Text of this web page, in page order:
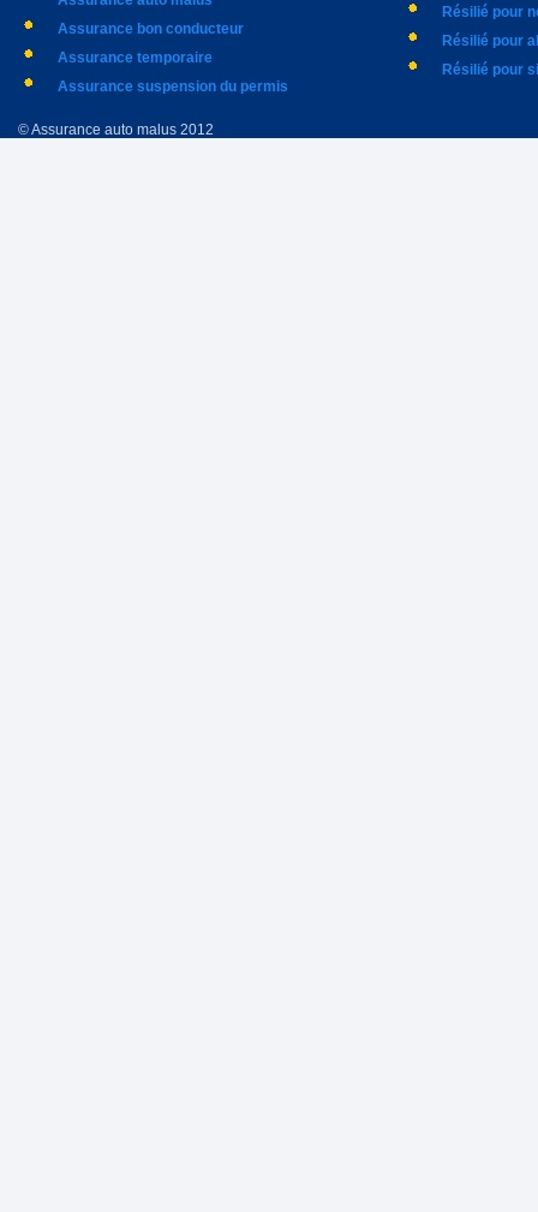
Assurance bon conducteur
Assurance temporaire
Assurance suspension du permis
Résilié pour
Résilié pour
Résilié pour
© Assurance auto malus 2012